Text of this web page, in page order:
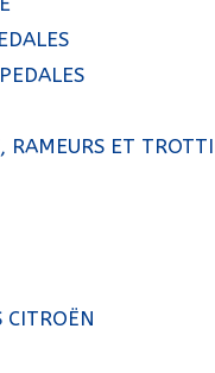
RAMEURS ET
CITROËN